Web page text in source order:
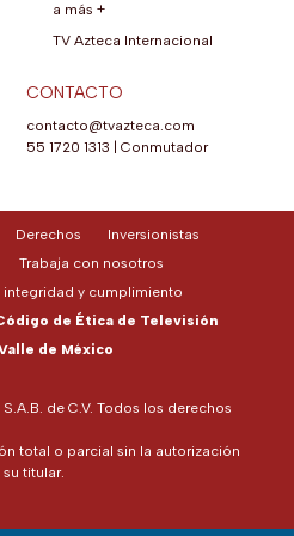
a más +
TV Azteca Internacional
CONTACTO
contacto@tvazteca.com
55 1720 1313
Conmutador
de C.V. Todos los derechos
total o parcial sin la autorización
titular.
Derechos
Inversionistas
Trabaja con nosotros
integridad y cumplimiento
de Ética de Televisión
de México